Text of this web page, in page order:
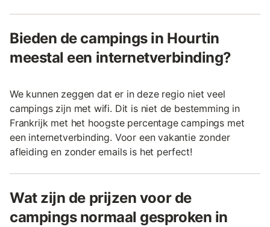
Bieden de campings in Hourtin
meestal een internetverbinding?
We kunnen zeggen dat er in deze regio niet veel
campings zijn met wifi. Dit is niet de bestemming in
Frankrijk met het hoogste percentage campings met
een internetverbinding. Voor een vakantie zonder
afleiding en zonder emails is het perfect!
Wat zijn de prijzen voor de
campings normaal gesproken in